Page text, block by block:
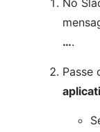
No
….
Passe